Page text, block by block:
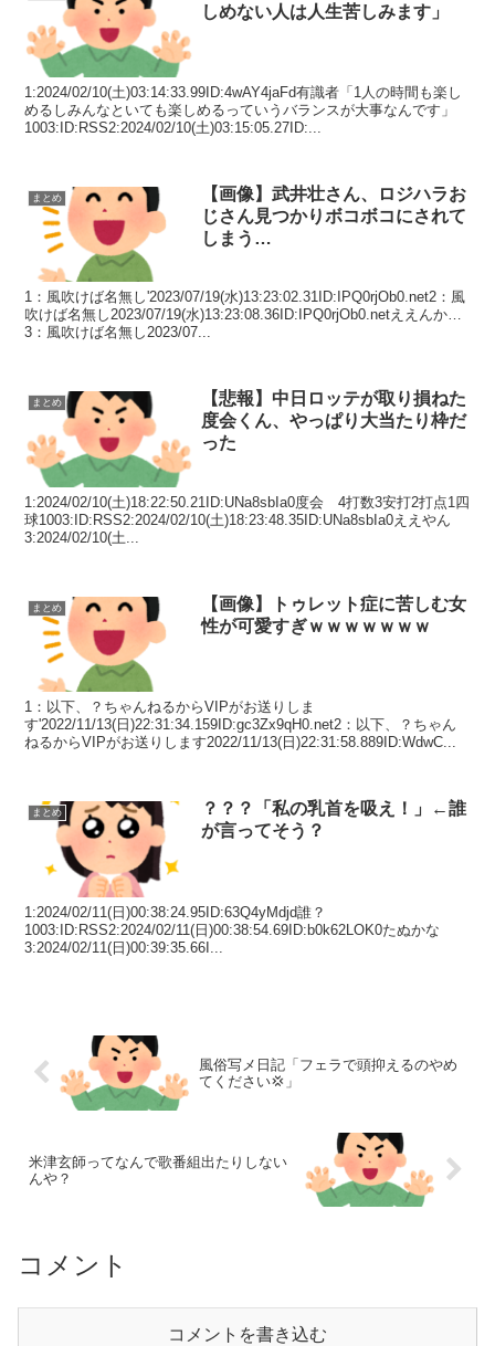
しめない人は人生苦しみます」
1:2024/02/10(土)03:14:33.99ID:4wAY4jaFd有識者「1人の時間も楽し
めるしみんなといても楽しめるっていうバランスが大事なんです」
1003:ID:RSS2:2024/02/10(土)03:15:05.27ID:...
まとめ
【画像】武井壮さん、ロジハラお
じさん見つかりボコボコにされて
しまう…
1：風吹けば名無し'2023/07/19(水)13:23:02.31ID:IPQ0rjOb0.net2：風
吹けば名無し2023/07/19(水)13:23:08.36ID:IPQ0rjOb0.netええんか…
3：風吹けば名無し2023/07...
まとめ
【悲報】中日ロッテが取り損ねた
度会くん、やっぱり大当たり枠だ
った
1:2024/02/10(土)18:22:50.21ID:UNa8sbIa0度会 4打数3安打2打点1四
球1003:ID:RSS2:2024/02/10(土)18:23:48.35ID:UNa8sbIa0ええやん
3:2024/02/10(土...
まとめ
【画像】トゥレット症に苦しむ女
性が可愛すぎｗｗｗｗｗｗｗ
1：以下、？ちゃんねるからVIPがお送りしま
す'2022/11/13(日)22:31:34.159ID:gc3Zx9qH0.net2：以下、？ちゃん
ねるからVIPがお送りします2022/11/13(日)22:31:58.889ID:WdwC...
まとめ
？？？「私の乳首を吸え！」←誰
が言ってそう？
1:2024/02/11(日)00:38:24.95ID:63Q4yMdjd誰？
1003:ID:RSS2:2024/02/11(日)00:38:54.69ID:b0k62LOK0たぬかな
3:2024/02/11(日)00:39:35.66I...
風俗写メ日記「フェラで頭抑えるのやめ
てください💢」
米津玄師ってなんで歌番組出たりしない
んや？
コメント
コメントを書き込む